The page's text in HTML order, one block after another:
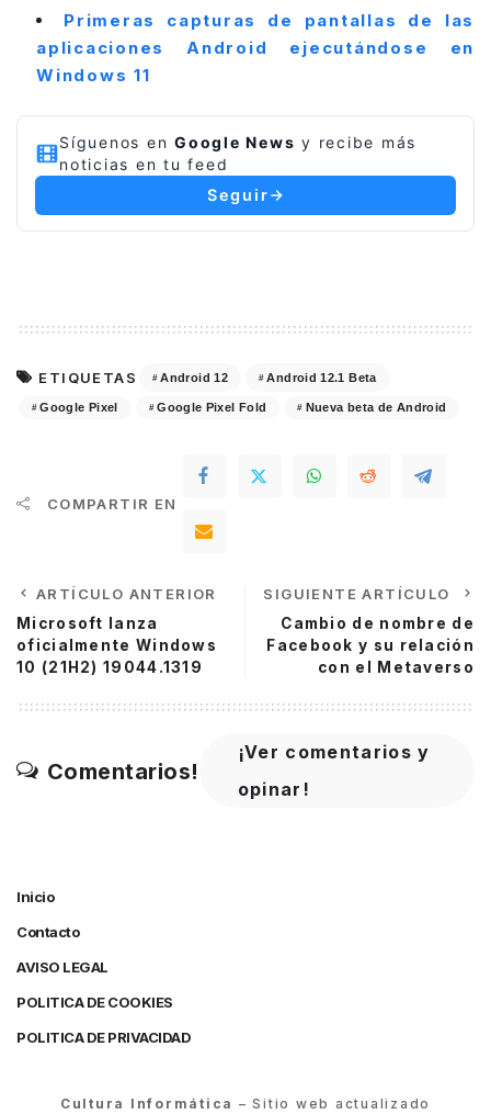
Primeras capturas de pantallas de las
aplicaciones Android ejecutándose en
Windows 11
Síguenos en Google News y recibe más
noticias en tu feed
Seguir
ETIQUETAS Android 12 Android 12.1 Beta
Google Pixel Google Pixel Fold Nueva beta de Android
COMPARTIR EN
ARTÍCULO ANTERIOR
Microsoft lanza
oficialmente Windows
10 (21H2) 19044.1319
SIGUIENTE ARTÍCULO
Cambio de nombre de
Facebook y su relación
con el Metaverso
Comentarios!
¡Ver comentarios y
opinar!
Inicio
Contacto
AVISO LEGAL
POLITICA DE COOKIES
POLITICA DE PRIVACIDAD
Cultura Informática – Sitio web actualizado